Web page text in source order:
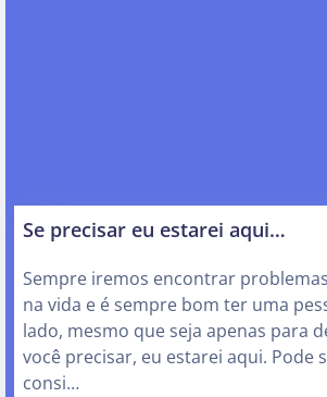
Se precisar eu estarei aqui…
Sempre iremos encontrar
na vida e é sempre bom ter uma
lado, mesmo que seja apenas para
você precisar, eu estarei aqui. Pode
consi…